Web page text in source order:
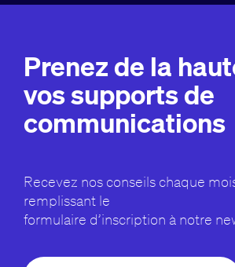
Prenez de la
vos supports de
communications
Recevez nos conseils chaque
remplissant le
formulaire d’inscription à notre